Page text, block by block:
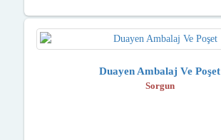
Duayen Ambalaj Ve Poşet
Sorgun